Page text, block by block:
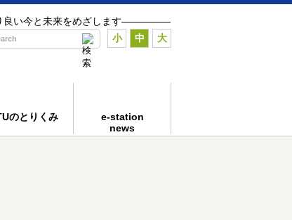
り良い今と未来をめざします―――――
小 中 大
のとりくみ
e-station
news